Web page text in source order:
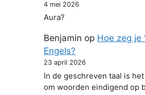
4 mei 2026
Aura?
Benjamin op Hoe zeg je
Engels?
23 april 2026
In de geschreven taal is
om woorden eindigend op